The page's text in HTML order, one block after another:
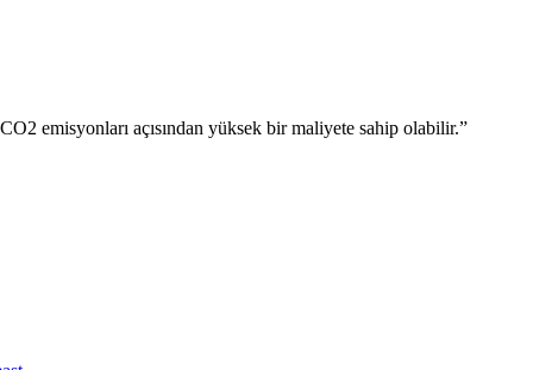
emisyonları açısından yüksek bir maliyete sahip olabilir.”